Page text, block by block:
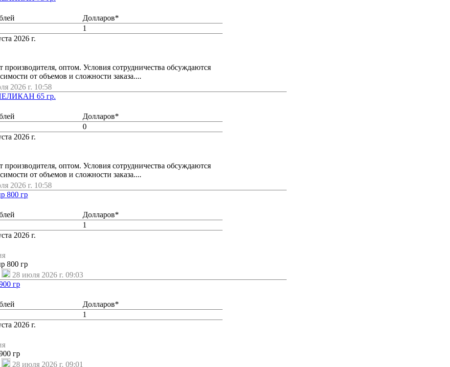
Долларов*
1
2026 г.
производителя, оптом. Условия сотрудничества обсуждаются
от объемов и сложности заказа....
2026 г. 10:58
65 гр.
Долларов*
0
2026 г.
производителя, оптом. Условия сотрудничества обсуждаются
от объемов и сложности заказа....
2026 г. 10:58
800 гр
Долларов*
1
2026 г.
800 гр
28 июля 2026 г. 09:03
гр
Долларов*
1
2026 г.
гр
28 июля 2026 г. 09:01